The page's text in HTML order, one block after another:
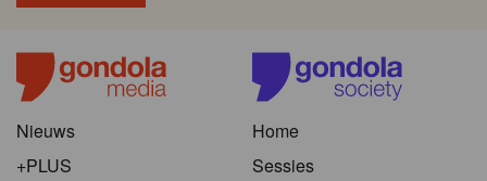
Nieuws
+PLUS
Home
Sessies